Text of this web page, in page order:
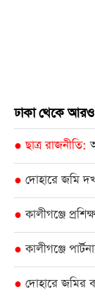
ঢাকা থেকে
● ছাত্র রাজনীতি
● দোহারে জমি
● কালীগঞ্জে
● কালীগঞ্জে
● দোহারে জমির